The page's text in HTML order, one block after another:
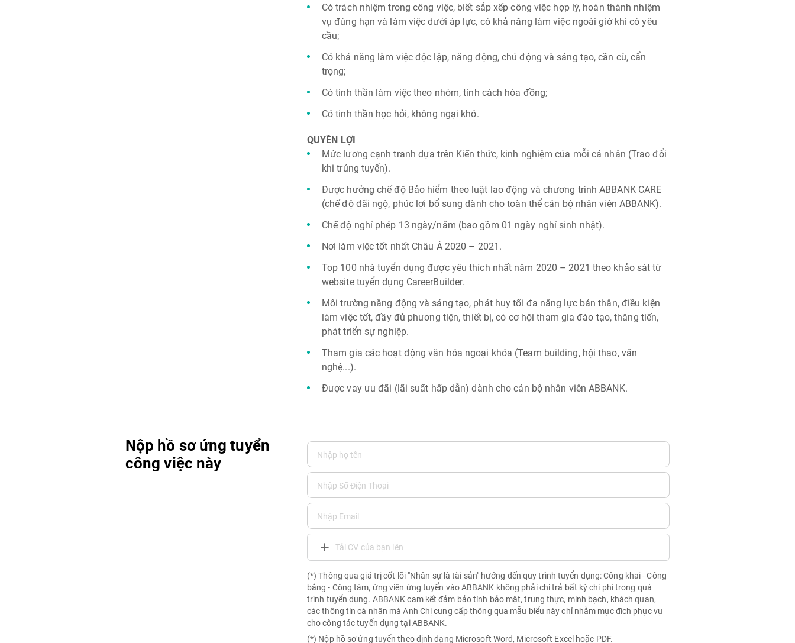
Có trách nhiệm trong công việc, biết sắp xếp công việc hợp lý, hoàn thành nhiệm
vụ đúng hạn và làm việc dưới áp lực, có khả năng làm việc ngoài giờ khi có yêu
cầu;
Có khả năng làm việc độc lập, năng động, chủ động và sáng tạo, cần cù, cẩn
trọng;
Có tinh thần làm việc theo nhóm, tính cách hòa đồng;
Có tinh thần học hỏi, không ngại khó.
QUYỀN LỢI
Mức lương cạnh tranh dựa trên Kiến thức, kinh nghiệm của mỗi cá nhân (Trao đổi
khi trúng tuyển).
Được hưởng chế độ Bảo hiểm theo luật lao động và chương trình ABBANK CARE
(chế độ đãi ngộ, phúc lợi bổ sung dành cho toàn thể cán bộ nhân viên ABBANK).
Chế độ nghỉ phép 13 ngày/năm (bao gồm 01 ngày nghỉ sinh nhật).
Nơi làm việc tốt nhất Châu Á 2020 – 2021.
Top 100 nhà tuyển dụng được yêu thích nhất năm 2020 – 2021 theo khảo sát từ
website tuyển dụng CareerBuilder.
Môi trường năng động và sáng tạo, phát huy tối đa năng lực bản thân, điều kiện
làm việc tốt, đầy đủ phương tiện, thiết bị, có cơ hội tham gia đào tạo, thăng tiến,
phát triển sự nghiệp.
Tham gia các hoạt động văn hóa ngoại khóa (Team building, hội thao, văn
nghệ...).
Được vay ưu đãi (lãi suất hấp dẫn) dành cho cán bộ nhân viên ABBANK.
Nộp hồ sơ ứng tuyển
công việc này
Tải CV của bạn lên
(*) Thông qua giá trị cốt lõi "Nhân sự là tài sản" hướng đến quy trình tuyển dụng: Công khai - Công
bằng - Công tâm, ứng viên ứng tuyển vào ABBANK không phải chi trả bất kỳ chi phí trong quá
trình tuyển dụng. ABBANK cam kết đảm bảo tính bảo mật, trung thực, minh bạch, khách quan,
các thông tin cá nhân mà Anh Chị cung cấp thông qua mẫu biểu này chỉ nhằm mục đích phục vụ
cho công tác tuyển dụng tại ABBANK.
(*) Nộp hồ sơ ứng tuyển theo định dạng Microsoft Word, Microsoft Excel hoặc PDF.